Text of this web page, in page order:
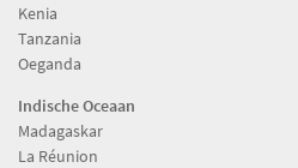
Kenia
Tanzania
Oeganda
Indische Oceaan
Madagaskar
La Réunion